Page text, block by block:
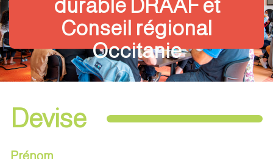
durable DRAAF et
Conseil régional
Occitanie
Devise
Prénom